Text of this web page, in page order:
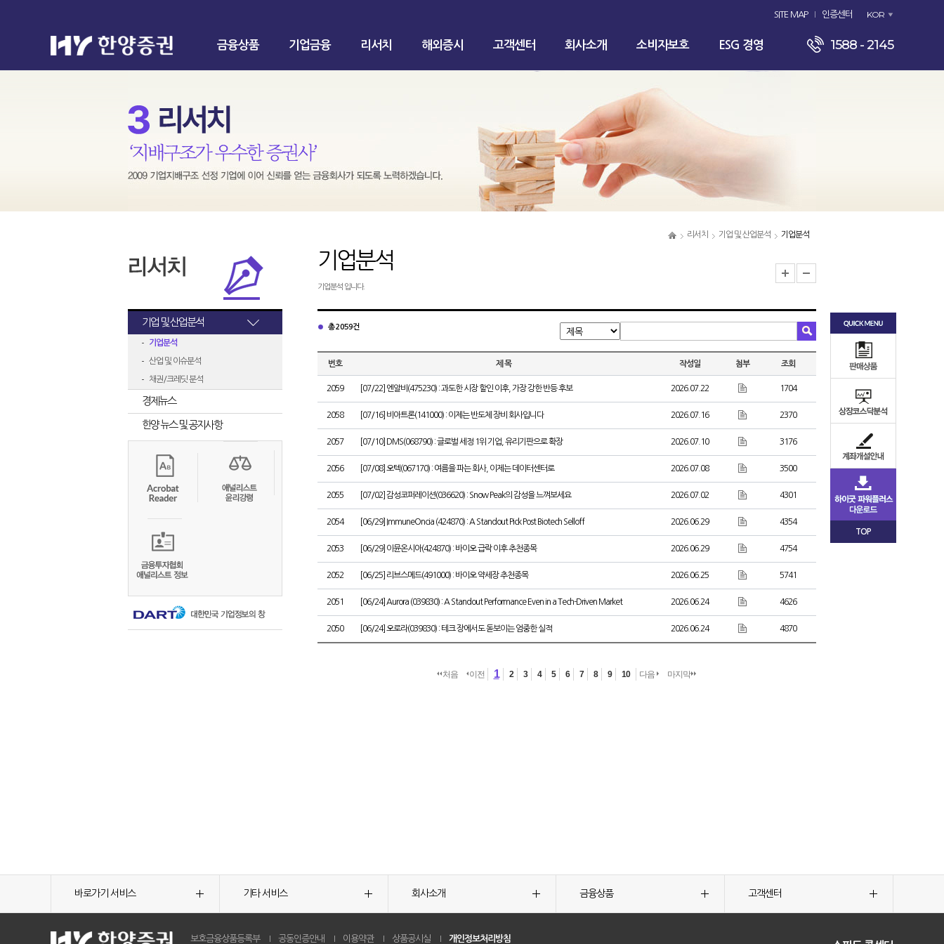
SITE MAP 인증센터 KOR
금융상품 기업금융 리서치 해외증시 고객센터 회사소개 소비자보호 ESG 경영 1588 - 2145
리서치 기업 및 산업분석 기업분석
기업 및 산업분석
기업분석
산업 및 이슈분석
채권/크레딧 분석
경제뉴스
한양 뉴스 및 공지사항
기업분석
기업분석 입니다.
총 2059건
번호 제 목 작성일 첨부 조회
2059 [07/22] 엔알비(475230) : 과도한 시장 할인 이후, 가장 강한 반등 후보 2026.07.22 1704
2058 [07/16] 비아트론(141000) : 이제는 반도체 장비 회사입니다 2026.07.16 2370
2057 [07/10] DMS(068790) : 글로벌 세정 1위 기업, 유리기판으로 확장 2026.07.10 3176
2056 [07/08] 오텍(067170) : 여름을 파는 회사, 이제는 데이터센터로 2026.07.08 3500
2055 [07/02] 감성코퍼레이션(036620) : Snow Peak의 감성을 느껴보세요 2026.07.02 4301
2054 [06/29] ImmuneOncia (424870) : A Standout Pick Post Biotech Selloff 2026.06.29 4354
2053 [06/29] 이뮨온시아(424870) : 바이오 급락 이후 추천종목 2026.06.29 4754
2052 [06/25] 리브스메드(491000) : 바이오 약세장 추천종목 2026.06.25 5741
2051 [06/24] Aurora (039830) : A Standout Performance Even in a Tech-Driven Market 2026.06.24 4626
2050 [06/24] 오로라(039830) : 테크 장에서도 돋보이는 엄중한 실적 2026.06.24 4870
처음 이전 1 2 3 4 5 6 7 8 9 10 다음 마지막
TOP
바로가기 서비스 기타 서비스 회사소개 금융상품 고객센터
보호금융상품등록부 공동인증안내 이용약관 상품공시실 개인정보처리방침